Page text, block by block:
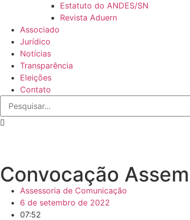
Estatuto do ANDES/SN
Revista Aduern
Associado
Jurídico
Notícias
Transparência
Eleições
Contato
Convocação
Assessoria de Comunicação
6 de setembro de 2022
07:52